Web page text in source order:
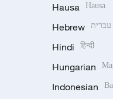
Hausa Hausa
Hebrew עברית
Hindi हिन्दी
Hungarian
Indonesian